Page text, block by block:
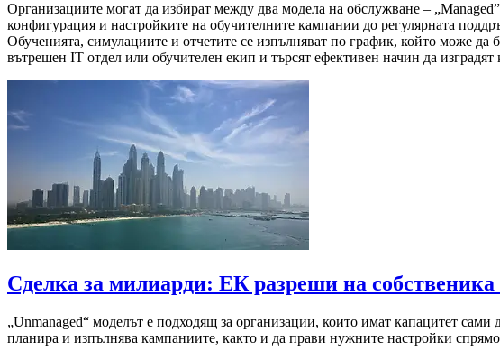
Организациите могат да избират между два модела на обслужване –
конфигурация и настройките на обучителните кампании до регулярната
Обученията, симулациите и отчетите се изпълняват по график, който може
вътрешен IT отдел или обучителен екип и търсят ефективен начин да
Сделка за милиарди: ЕК разреши на
„Unmanaged“ моделът е подходящ за организации, които имат капацитет
планира и изпълнява кампаниите, както и да прави нужните настройки